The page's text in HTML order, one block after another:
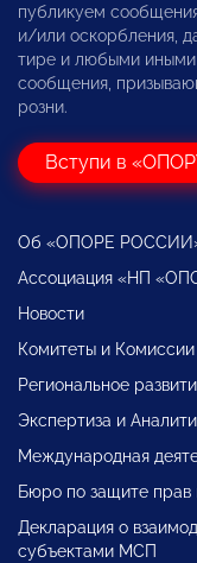
публикуем
и/или оскорбления,
тире и любыми
сообщения,
розни.
Вступи в
Об «ОПОРЕ
Ассоциация «НП
Новости
Комитеты и Комиссии
Региональное
Экспертиза и
Международная
Бюро по защите
Декларация о
субъектами МСП